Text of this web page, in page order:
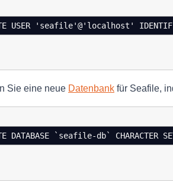
USER 'seafile'@'localhost'
Sie eine neue Datenbank für Seafile,
DATABASE `seafile-db`